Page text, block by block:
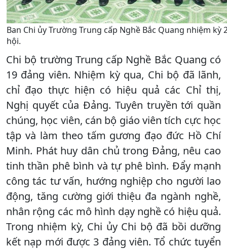
Ban Chi ủy Trường Trung cấp Nghề Bắc Quang nhiệm kỳ
hội.
Chi bộ trường Trung cấp Nghề Bắc Quang có
19 đảng viên. Nhiệm kỳ qua, Chi bộ đã lãnh,
chỉ đạo thực hiện có hiệu quả các Chỉ thị,
Nghị quyết của Đảng. Tuyên truyền tới quần
chúng, học viên, cán bộ giáo viên tích cực học
tập và làm theo tấm gương đạo đức Hồ Chí
Minh. Phát huy dân chủ trong Đảng, nêu cao
tinh thần phê bình và tự phê bình. Đẩy mạnh
công tác tư vấn, hướng nghiệp cho người lao
động, tăng cường giới thiệu đa ngành nghề,
nhân rộng các mô hình dạy nghề có hiệu quả.
Trong nhiệm kỳ, Chi ủy Chi bộ đã bồi dưỡng
kết nạp mới được 3 đảng viên. Tổ chức tuyển